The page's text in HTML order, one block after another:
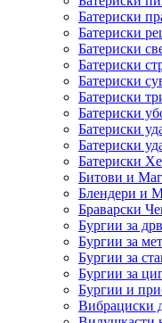
Батериски
Батериски
Батериски
Батериски
Батериски
Батериски
Батериски
Батериски
Батериски
Батериски
Битови и
Блендери и
Браварски
Бургии за
Бургии за
Бургии за
Бургии за
Бургии и
Вибрациски